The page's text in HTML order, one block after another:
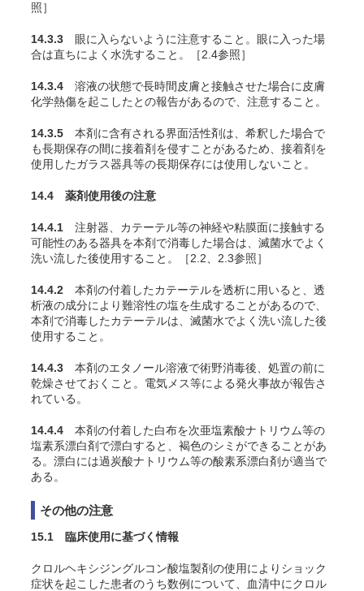
照］
14.3.3 眼に入らないように注意すること。眼に入った場
合は直ちによく水洗すること。［2.4参照］
14.3.4 溶液の状態で長時間皮膚と接触させた場合に皮膚
化学熱傷を起こしたとの報告があるので、注意すること。
14.3.5 本剤に含有される界面活性剤は、希釈した場合で
も長期保存の間に接着剤を侵すことがあるため、接着剤を
使用したガラス器具等の長期保存には使用しないこと。
14.4 薬剤使用後の注意
14.4.1 注射器、カテーテル等の神経や粘膜面に接触する
可能性のある器具を本剤で消毒した場合は、滅菌水でよく
洗い流した後使用すること。［2.2、2.3参照］
14.4.2 本剤の付着したカテーテルを透析に用いると、透
析液の成分により難溶性の塩を生成することがあるので、
本剤で消毒したカテーテルは、滅菌水でよく洗い流した後
使用すること。
14.4.3 本剤のエタノール溶液で術野消毒後、処置の前に
乾燥させておくこと。電気メス等による発火事故が報告さ
れている。
14.4.4 本剤の付着した白布を次亜塩素酸ナトリウム等の
塩素系漂白剤で漂白すると、褐色のシミができることがあ
る。漂白には過炭酸ナトリウム等の酸素系漂白剤が適当で
ある。
その他の注意
15.1 臨床使用に基づく情報
クロルヘキシジングルコン酸塩製剤の使用によりショック
症状を起こした患者のうち数例について、血清中にクロル